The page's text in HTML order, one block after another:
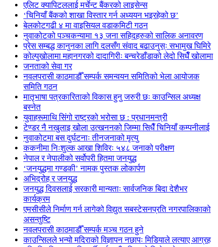
एलिट क्यापिटललाई मर्चेन्ट बैंकरको लाइसेन्स
‘चिनियाँ बैंकको शाखा विस्तार गर्न अध्ययन भइरहेको छ’
बेलकोटगढी ४ मा वाइसियल वडाकमिटी गठन
नुवाकोटको पञ्चकन्यामा १३ जना सहिदहरुको सालिक अनावरण
प्रेस सम्बद्ध कानुनका लागि दलसँग संवाद बढाउनुस्ः सभामुख घिमिरे
कोल्पुखोलामा महानगरको दादागिरीः बन्चरेडाँडाको लेदो सिधैँ खोलामा
जनताको सेवा गर
नवलपरासी काठमाडौँ सम्पर्क समन्वयन समितिको भेला आयोजक
समिति गठन
मातृभाषा पत्रकारिताको विकास हुनु जरुरी छः काउन्सिल अध्यक्ष
बस्नेत
युवाहरूमाथि सिंगो राष्ट्रको भरोसा छ : प्रधानमन्त्री
टेण्डर नै नखुलाइ खोला उत्खननको जिम्मा सिधैँ चिनियाँ कम्पनीलाई
नुवाकोटमा बस दुर्घटनाः तीनजनाको मृत्यु
ककनीमा निःशुल्क आखा शिविरः ५४८ जनाको परीक्षण
नेपाल र नेपालीको सर्वोपरी हितमा जनयुद्ध
‘जनयुद्धमा गण्डकी’ नामक पुस्तक लोकार्पण
अभिद्रोह र जनयुद्ध
जनयुद्ध दिवसलाई सरकारी मान्यताः सार्वजनिक बिदा देशैभर
कार्यक्रम
एमसीसीले निर्माण गर्न लागेको विद्युत सबस्टेसनप्रति नगरपालिकाको
असन्तुष्टि
नवलपरासी काठमाडौँ सम्पर्क मञ्च गठन हुने
काउन्सिलले भन्यो मदिराको विज्ञापन नछापः मिडियाले लत्याए आग्रह